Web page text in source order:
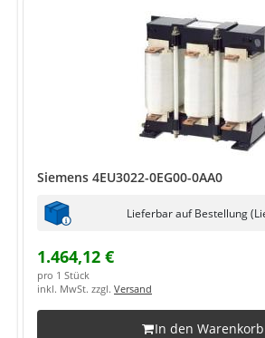
Siemens 4EU3022-0EG00-0AA0
Lieferbar auf Bestellung
1.464,12 €
pro 1 Stück
inkl. MwSt. zzgl. Versand
In den Warenkorb